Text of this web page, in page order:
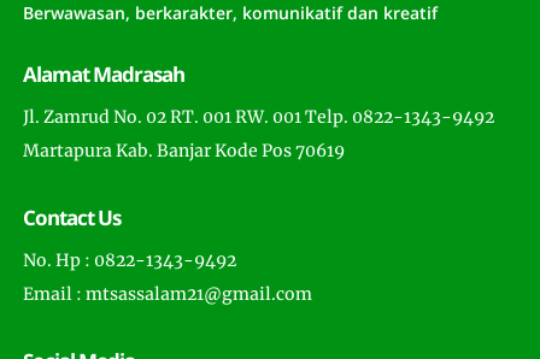
Berwawasan, berkarakter, komunikatif dan kreatif
Alamat Madrasah
Jl. Zamrud No. 02 RT. 001 RW. 001 Telp. 0822-1343-9492
Martapura Kab. Banjar Kode Pos 70619
Contact Us
No. Hp : 0822-1343-9492
Email : mtsassalam21@gmail.com